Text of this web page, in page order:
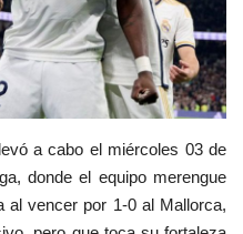
a cabo el miércoles 03 de
donde el equipo merengue
al vencer por 1-0 al Mallorca,